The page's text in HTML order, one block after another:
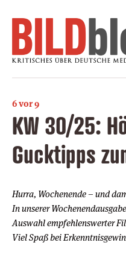
6 vor 9
KW 30/25:
Gucktipps
Hurra, Wochenende – und
In unserer
Auswahl empfehlenswerter
Viel Spaß bei